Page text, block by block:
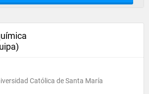
Católica de Santa María